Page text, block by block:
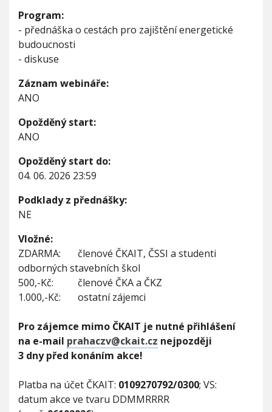
t
i
c
k
é
u
d
u
c
n
o
s
t
Program:
- přednáška o cestách pro zajištění energetické
budoucnosti
- diskuse
Záznam webináře:
ANO
Opožděný start:
ANO
Opožděný start do:
04. 06. 2026 23:59
Podklady z přednášky:
NE
Vložné:
ZDARMA: členové ČKAIT, ČSSI a studenti
odborných stavebních škol
500,-Kč: členové ČKA a ČKZ
1.000,-Kč: ostatní zájemci
Pro zájemce mimo ČKAIT je nutné přihlášení
na e-mail prahaczv@ckait.cz nejpozději
3 dny před konáním akce!
Platba na účet ČKAIT: 0109270792/0300; VS:
datum akce ve tvaru DDMMRRRR